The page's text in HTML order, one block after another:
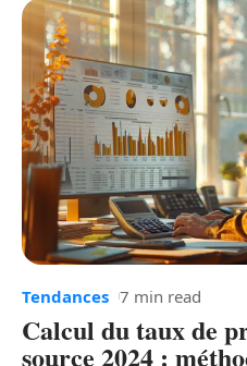
Tendances 7 min read
Calcul du taux de
source 2024 :